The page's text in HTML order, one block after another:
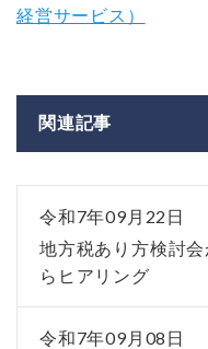
関連記事
令和7年09月22日
地方税あり方検討
らヒアリング
令和7年09月08日